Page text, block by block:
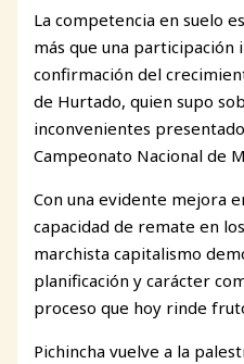
La competencia en suelo
más que una participación
confirmación del
de Hurtado, quien supo
inconvenientes
Campeonato Nacional de
Con una evidente mejora
capacidad de remate en
marchista capitalismo
planificación y carácter
proceso que hoy rinde
Pichincha vuelve a la